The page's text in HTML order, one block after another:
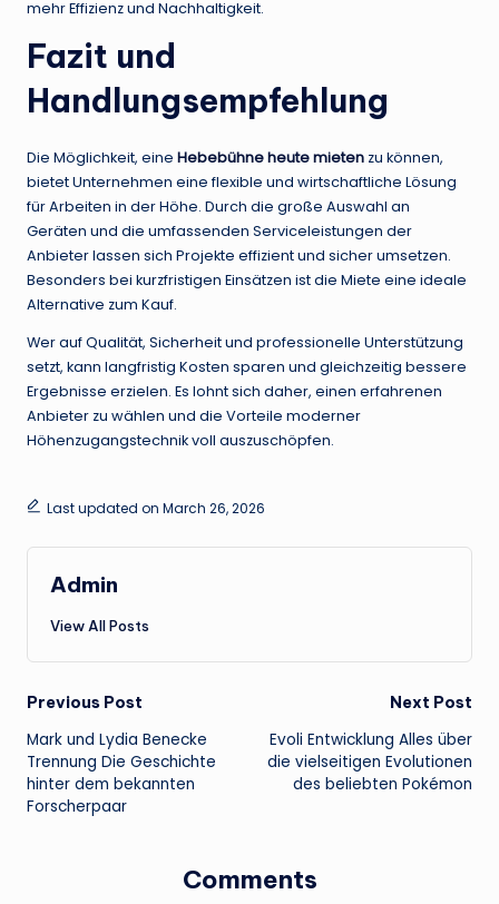
mehr Effizienz und Nachhaltigkeit.
Fazit und
Handlungsempfehlung
Die Möglichkeit, eine Hebebühne heute mieten zu können,
bietet Unternehmen eine flexible und wirtschaftliche Lösung
für Arbeiten in der Höhe. Durch die große Auswahl an
Geräten und die umfassenden Serviceleistungen der
Anbieter lassen sich Projekte effizient und sicher umsetzen.
Besonders bei kurzfristigen Einsätzen ist die Miete eine ideale
Alternative zum Kauf.
Wer auf Qualität, Sicherheit und professionelle Unterstützung
setzt, kann langfristig Kosten sparen und gleichzeitig bessere
Ergebnisse erzielen. Es lohnt sich daher, einen erfahrenen
Anbieter zu wählen und die Vorteile moderner
Höhenzugangstechnik voll auszuschöpfen.
Last updated on March 26, 2026
Admin
View All Posts
Post
navigation
Previous Post
Mark und Lydia Benecke
Trennung Die Geschichte
hinter dem bekannten
Forscherpaar
Next Post
Evoli Entwicklung Alles über
die vielseitigen Evolutionen
des beliebten Pokémon
Comments